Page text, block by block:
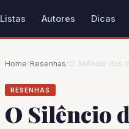
Listas Autores Dicas
Home/Resenhas/O Silêncio dos
RESENHAS
O Silêncio